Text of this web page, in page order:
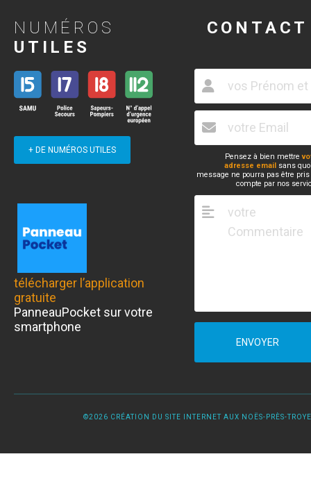
NUMÉROS
UTILES
+ DE NUMÉROS UTILES
télécharger l’application
gratuite
PanneauPocket sur votre
smartphone
CONTACT
Pensez à bien mettre
adresse email sans
message ne pourra pas être
compte par nos
ENVOYER
©2026 CRÉATION DU SITE INTERNET AUX NOËS-PRÈS-